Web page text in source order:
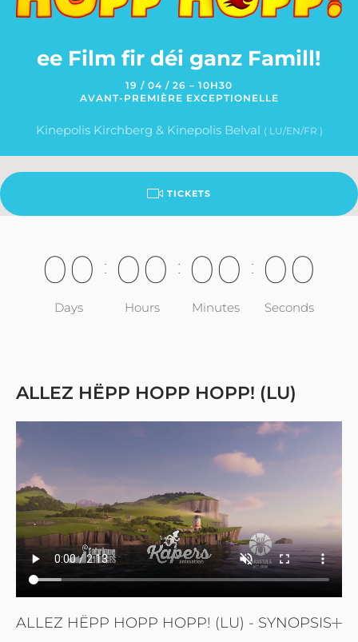
ee Film fir déi ganz Famill!
19 / 04 / 26 – 10H30
AVANT-PREMIÈRE EXCEPTIONELLE
Kinepolis Kirchberg & Kinepolis Belval ( LU/EN/FR )
TICKETS
00
Days
: 00
Hours
: 00
Minutes
: 00
Seconds
ALLEZ HËPP HOPP HOPP! (LU)
ALLEZ HËPP HOPP HOPP! (LU) - SYNOPSIS